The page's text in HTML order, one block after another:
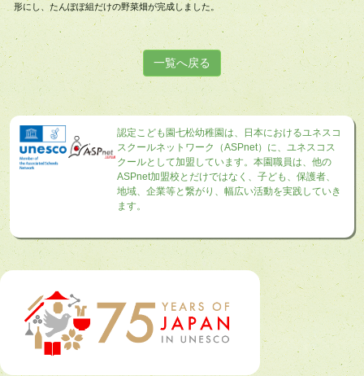
形にし、たんぽぽ組だけの野菜畑が完成しました。
一覧へ戻る
認定こども園七松幼稚園は、日本におけるユネスコ
スクールネットワーク（ASPnet）に、ユネスコス
クールとして加盟しています。本園職員は、他の
ASPnet加盟校とだけではなく、子ども、保護者、
地域、企業等と繋がり、幅広い活動を実践していき
ます。